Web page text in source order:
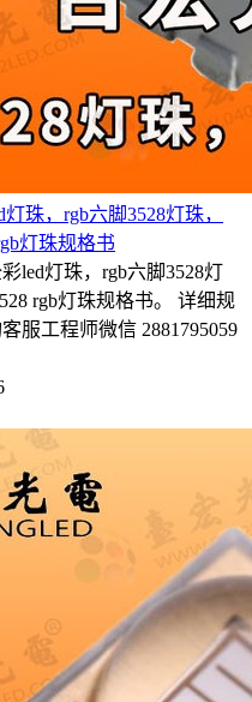
珠，rgb六脚3528灯珠，
灯珠规格书
led灯珠，rgb六脚3528灯
rgb灯珠规格书。 详细规
服工程师微信 2881795059